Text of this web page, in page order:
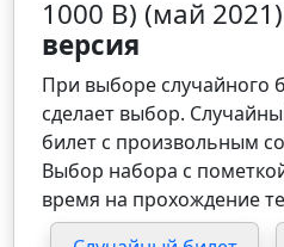
1000 В) (май
версия
При выборе случайного
сделает выбор.
билет с произвольным
Выбор набора с
время на прохождение